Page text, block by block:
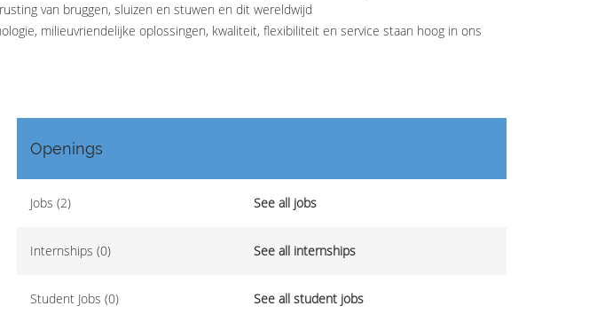
van bruggen, sluizen en stuwen en dit wereldwijd
milieuvriendelijke oplossingen, kwaliteit, flexibiliteit en service staan hoog in ons
Openings
Jobs (2) See all jobs
Internships (0) See all internships
Student Jobs (0) See all student jobs